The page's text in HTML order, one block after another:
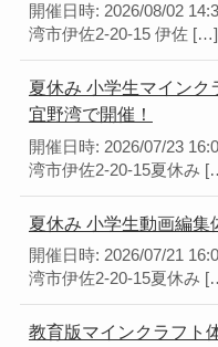
開催日時: 2026/08/02
湾市伊佐2-20-15 伊佐 […]
夏休み 小学生マインク
宜野湾で開催！
開催日時: 2026/07/23
湾市伊佐2-20-15夏休み
夏休み 小学生動画編集
開催日時: 2026/07/21
湾市伊佐2-20-15夏休み
教育版マインクラフト